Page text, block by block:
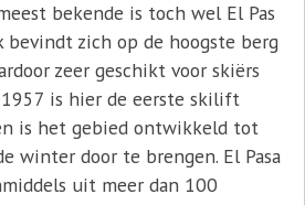
bekende is toch wel El Pas
bevindt zich op de hoogste berg
zeer geschikt voor skiërs
1957 is hier de eerste skilift
is het gebied ontwikkeld tot
winter door te brengen. El Pasa
uit meer dan 100